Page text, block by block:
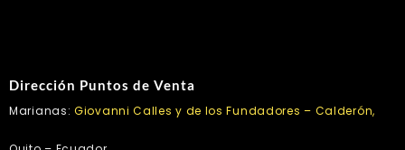
Dirección Puntos de Venta
Marianas: Giovanni Calles y de los Fundadores – Calderón,